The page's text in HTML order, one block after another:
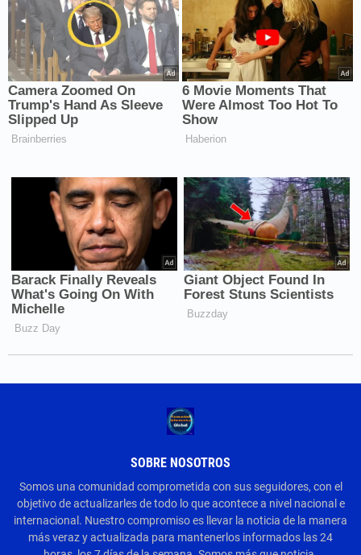
SOBRE NOSOTROS
Somos una comunidad comprometida con sus seguidores, con el
objetivo de actualizarles de todo lo que acontece a nivel nacional e
internacional. Nuestro compromiso es llevar la noticia de la manera
más veraz y actualizada para mantenerlos informados las 24